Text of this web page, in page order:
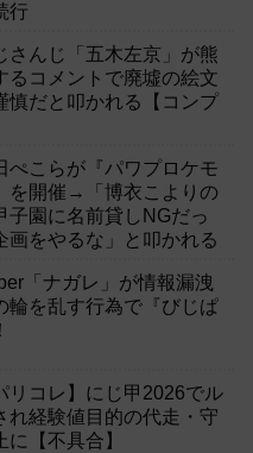
行
さんじ「五木左京」が熊
るコメントで廃墟の絵文
慎だと叩かれる【コンプ
ぺこらが『パワプロケモ
を開催→「博衣こよりの
子園に名前貸しNGだっ
画をやるな」と叩かれる
「ナガレ」が情報漏洩
輪を乱す行為で『びじぱ
リコレ】にじ甲2026でル
れ経験値目的の代走・守
【不具合】